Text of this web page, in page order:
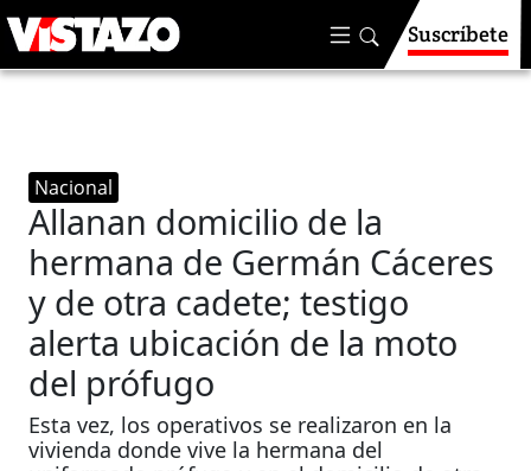
Suscríbete
Nacional
Allanan domicilio de la
hermana de Germán Cáceres
y de otra cadete; testigo
alerta ubicación de la moto
del prófugo
Esta vez, los operativos se realizaron en la
vivienda donde vive la hermana del